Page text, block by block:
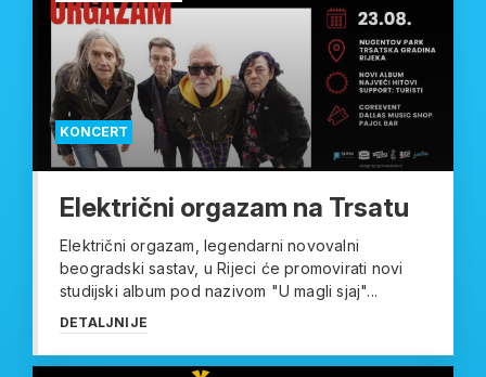
KONCERT
Električni orgazam na Trsatu
Električni orgazam, legendarni novovalni
beogradski sastav, u Rijeci će promovirati novi
studijski album pod nazivom "U magli sjaj"...
DETALJNIJE